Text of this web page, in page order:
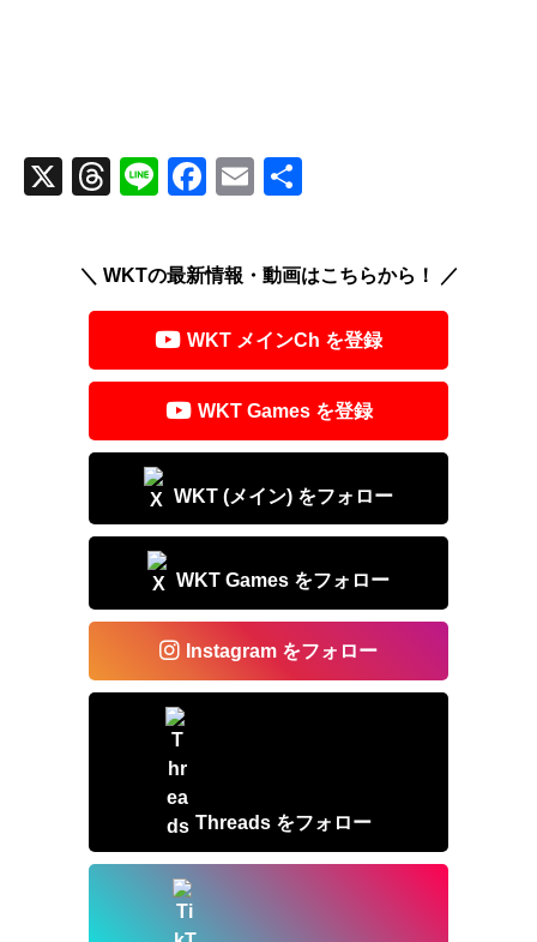
X
T
a
s
Li
F
e
b
o
o
k
E
＼ WKTの最新情報・動画はこちらから！ ／
WKT メインCh を登録
WKT Games を登録
WKT (メイン) をフォロー
WKT Games をフォロー
Instagram をフォロー
Threads をフォロー